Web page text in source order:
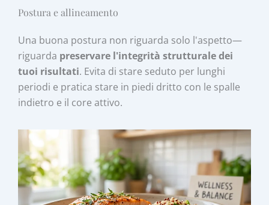
Postura e allineamento
Una buona postura non riguarda solo l'aspetto—
riguarda preservare l'integrità strutturale dei
tuoi risultati. Evita di stare seduto per lunghi
periodi e pratica stare in piedi dritto con le spalle
indietro e il core attivo.